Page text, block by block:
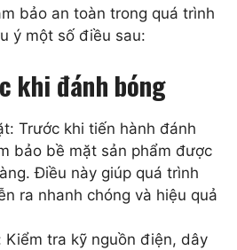
bảo an toàn trong quá trình
ý một số điều sau:
khi đánh bóng
Trước khi tiến hành đánh
bảo bề mặt sản phẩm được
Điều này giúp quá trình
ra nhanh chóng và hiệu quả
Kiểm tra kỹ nguồn điện, dây